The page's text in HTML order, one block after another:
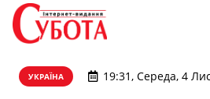
УКРАЇНА 19:31, Середа, 4